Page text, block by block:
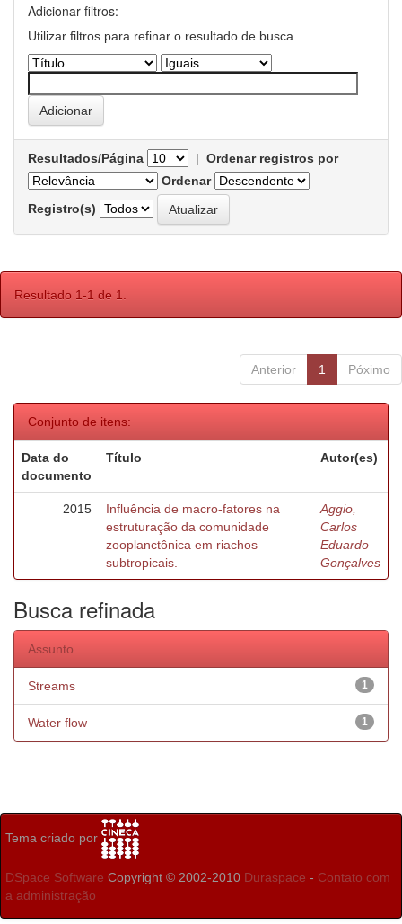
Adicionar filtros:
Utilizar filtros para refinar o resultado de busca.
Resultados/Página | Ordenar registros por
Ordenar
Registro(s)
Resultado 1-1 de 1.
Anterior 1 Póximo
Conjunto de itens:
Data do
documento
Título Autor(es)
2015
Influência de macro-fatores na
estruturação da comunidade
zooplanctônica em riachos
subtropicais.
Aggio,
Carlos
Eduardo
Gonçalves
Busca refinada
Assunto
1
Streams
1
Water flow
Tema criado por
DSpace Software Copyright © 2002-2010 Duraspace - Contato com
a administração